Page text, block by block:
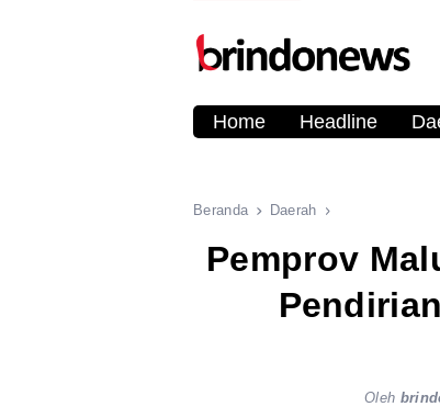
Home Headline
Beranda Daerah
Pemprov
Oleh